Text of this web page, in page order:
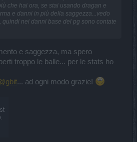
che hai ora, se stai usando dragan e
e danni in più della saggezza...vedo
quindi nei danni base del pg sono contate
e saggezza, ma spero
troppo le balle... per le stats ho
... ad ogni modo grazie!